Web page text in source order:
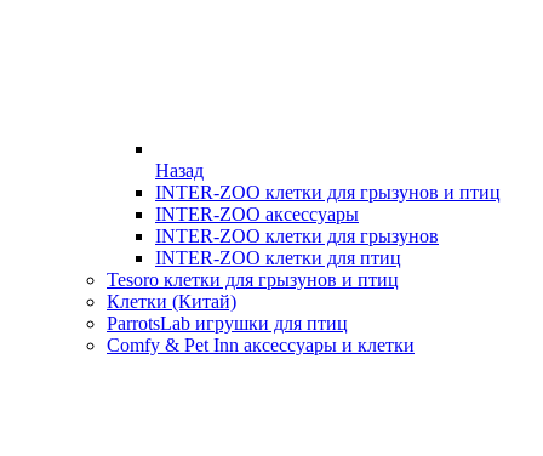
Назад
INTER-ZOO клетки для грызунов и птиц
INTER-ZOO аксессуары
INTER-ZOO клетки для грызунов
INTER-ZOO клетки для птиц
Tesoro клетки для грызунов и птиц
Клетки (Китай)
ParrotsLab игрушки для птиц
Comfy & Pet Inn аксессуары и клетки